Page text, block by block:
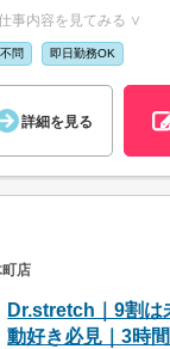
事内容を見てみる ∨
問 即日勤務OK
詳細を見る
店
Dr.stretch｜9割は
動好き必見｜3時